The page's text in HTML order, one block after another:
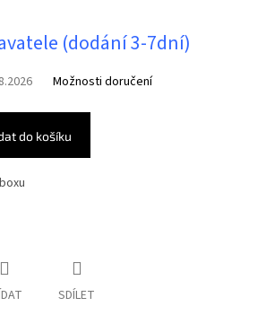
(dodání 3-7dní)
Možnosti doručení
do košíku
SDÍLET